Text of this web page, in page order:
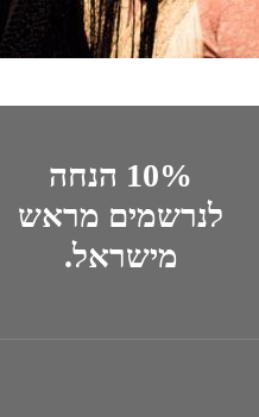
10% הנחה
לנרשמים מראש
מישראל.